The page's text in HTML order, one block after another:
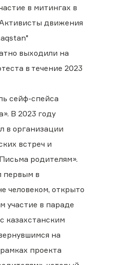
в митингах в
движения
выходили на
в течение 2023
сейф-спейса
В 2023 году
в организации
встреч и
родителям».
первым в
человеком, открыто
участие в параде
казахстанским
на
проекта